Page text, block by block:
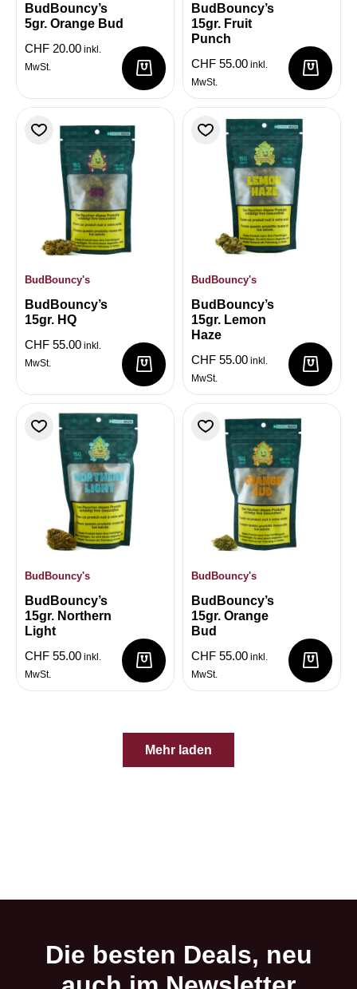
BudBouncy’s
5gr. Orange Bud
CHF 20.00 inkl.
MwSt.
BudBouncy’s
15gr. Fruit
Punch
CHF 55.00 inkl.
MwSt.
BudBouncy's
BudBouncy’s
15gr. HQ
CHF 55.00 inkl.
MwSt.
BudBouncy's
BudBouncy’s
15gr. Lemon
Haze
CHF 55.00 inkl.
MwSt.
BudBouncy's
BudBouncy’s
15gr. Northern
Light
CHF 55.00 inkl.
MwSt.
BudBouncy's
BudBouncy’s
15gr. Orange
Bud
CHF 55.00 inkl.
MwSt.
Mehr laden
Die besten Deals, neu